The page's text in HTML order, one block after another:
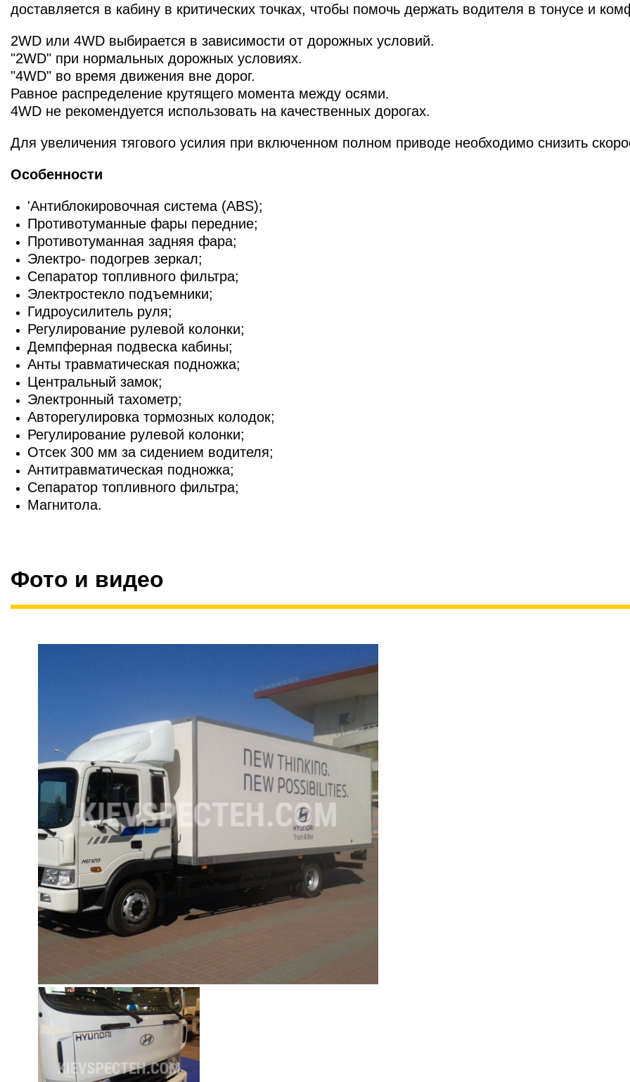
доставляется в кабину в критических точках, чтобы помочь держать водителя в тонусе и
2WD или 4WD выбирается в зависимости от дорожных условий.
"2WD" при нормальных дорожных условиях.
"4WD" во время движения вне дорог.
Равное распределение крутящего момента между осями.
4WD не рекомендуется использовать на качественных дорогах.
Для увеличения тягового усилия при включенном полном приводе необходимо снизить
Особенности
'Антиблокировочная система (ABS);
Противотуманные фары передние;
Противотуманная задняя фара;
Электро- подогрев зеркал;
Сепаратор топливного фильтра;
Электростекло подъемники;
Гидроусилитель руля;
Регулирование рулевой колонки;
Демпферная подвеска кабины;
Анты травматическая подножка;
Центральный замок;
Электронный тахометр;
Авторегулировка тормозных колодок;
Регулирование рулевой колонки;
Отсек 300 мм за сидением водителя;
Антитравматическая подножка;
Сепаратор топливного фильтра;
Магнитола.
Фото и видео